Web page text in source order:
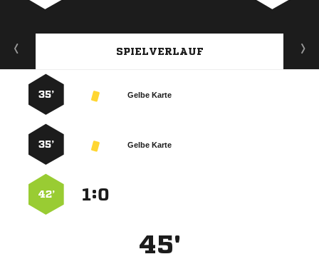
SPIELVERLAUF
Gelbe Karte
35’
Gelbe Karte
35’
:
42’
45'